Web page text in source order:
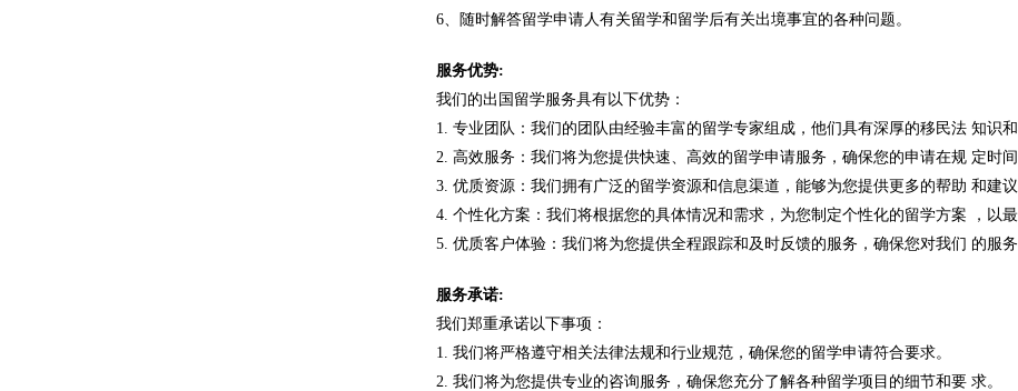
6、随时解答留学申请人有关留学和留学后有关出境事宜的各种问题。
服务优势:
我们的出国留学服务具有以下优势：
1. 专业团队：我们的团队由经验丰富的留学专家组成，他们具有深厚的移民法 知识和
2. 高效服务：我们将为您提供快速、高效的留学申请服务，确保您的申请在规 定时间
3. 优质资源：我们拥有广泛的留学资源和信息渠道，能够为您提供更多的帮助 和建议
4. 个性化方案：我们将根据您的具体情况和需求，为您制定个性化的留学方案 ，以
5. 优质客户体验：我们将为您提供全程跟踪和及时反馈的服务，确保您对我们 的服务
服务承诺:
我们郑重承诺以下事项：
1. 我们将严格遵守相关法律法规和行业规范，确保您的留学申请符合要求。
2. 我们将为您提供专业的咨询服务，确保您充分了解各种留学项目的细节和要 求。